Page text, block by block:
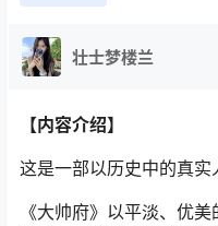
壮士梦楼兰
【内容介绍】
这是一部以历史中的真实
《大帅府》以平淡、优